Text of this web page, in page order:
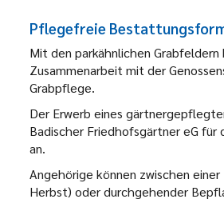
Pflegefreie
Mit den parkähnlichen
Zusammenarbeit mit der
Grabpflege.
Der Erwerb eines
Badischer Friedhofsgärtner eG
an.
Angehörige können zwischen
Herbst) oder durchgehender